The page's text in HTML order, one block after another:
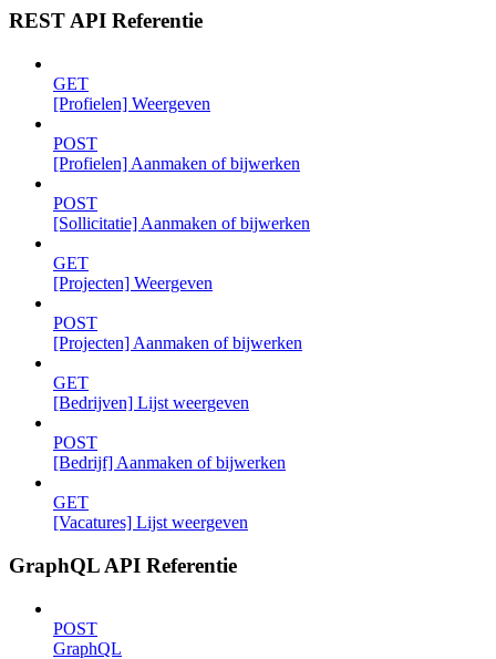
REST API Referentie
GET
[Profielen] Weergeven
POST
[Profielen] Aanmaken of bijwerken
POST
[Sollicitatie] Aanmaken of bijwerken
GET
[Projecten] Weergeven
POST
[Projecten] Aanmaken of bijwerken
GET
[Bedrijven] Lijst weergeven
POST
[Bedrijf] Aanmaken of bijwerken
GET
[Vacatures] Lijst weergeven
GraphQL API Referentie
POST
GraphQL